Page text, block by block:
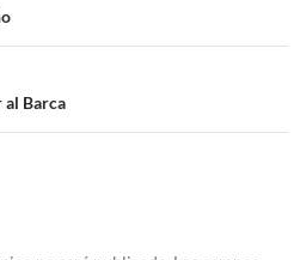
al Barca